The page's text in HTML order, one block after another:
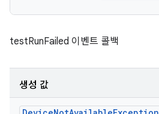
testRunFailed 이벤트 콜백
생성 값